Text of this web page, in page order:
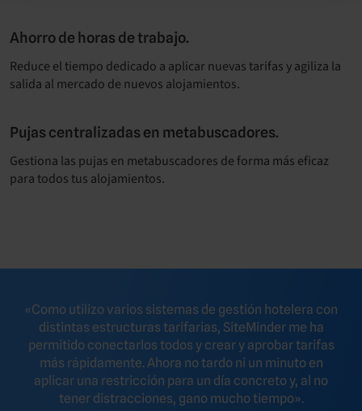
Ahorro de horas de trabajo.
Reduce el tiempo dedicado a aplicar nuevas tarifas y agiliza la
salida al mercado de nuevos alojamientos.
Pujas centralizadas en metabuscadores.
Gestiona las pujas en metabuscadores de forma más eficaz
para todos tus alojamientos.
«Como utilizo varios sistemas de gestión hotelera con
distintas estructuras tarifarias, SiteMinder me ha
permitido conectarlos todos y crear y aprobar tarifas
más rápidamente. Ahora no tardo ni un minuto en
aplicar una restricción para un día concreto y, al no
tener distracciones, gano mucho tiempo».